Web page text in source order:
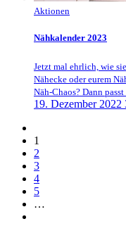
Aktionen
Nähkalender 2023
Jetzt mal ehrlich, wie
Nähecke oder eurem
Näh-Chaos? Dann passt
19. Dezember 2022
Seite
Seite
1
Seite
2
Seite
3
Seite
4
Seite
5
…